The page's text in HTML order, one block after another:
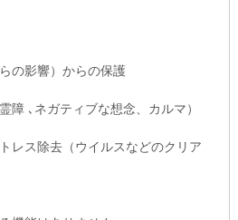
の影響）からの保護
､ネガティブな想念、カルマ）
レス除去（ウイルスなどのクリア